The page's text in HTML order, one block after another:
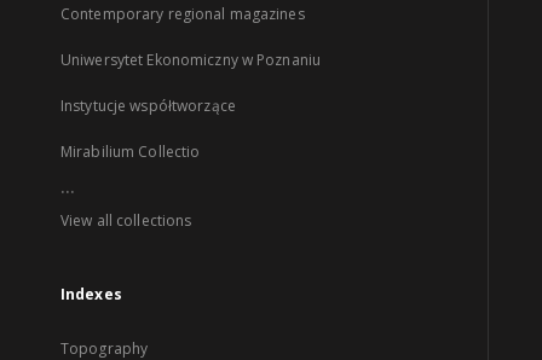
Contemporary regional magazines
Uniwersytet Ekonomiczny w Poznaniu
Instytucje współtworzące
Mirabilium Collectio
...
View all collections
Indexes
Topography